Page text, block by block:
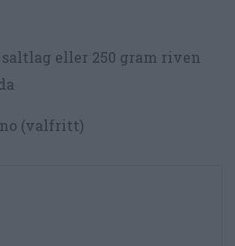
eller 250 gram riven
(valfritt)